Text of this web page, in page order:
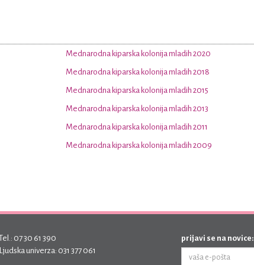
Mednarodna kiparska kolonija mladih 2020
Mednarodna kiparska kolonija mladih 2018
Mednarodna kiparska kolonija mladih 2015
Mednarodna kiparska kolonija mladih 2013
Mednarodna kiparska kolonija mladih 2011
Mednarodna kiparska kolonija mladih 2009
07 30 61 390
Ljudska univerza: 031 377 061
prijavi se na novice: